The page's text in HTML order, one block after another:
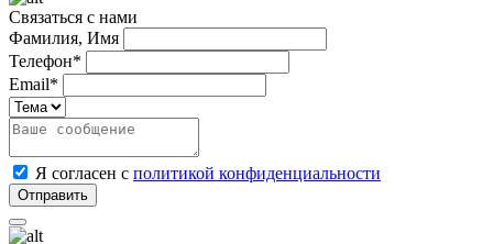
Связаться с нами
Фамилия, Имя
Телефон*
Email*
Я согласен с политикой конфиденциальности